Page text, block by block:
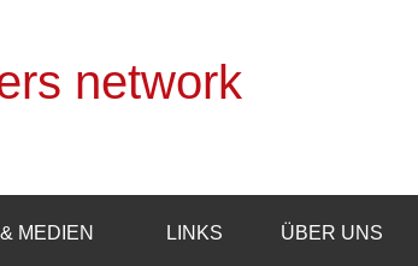
network
MEDIEN LINKS ÜBER UNS